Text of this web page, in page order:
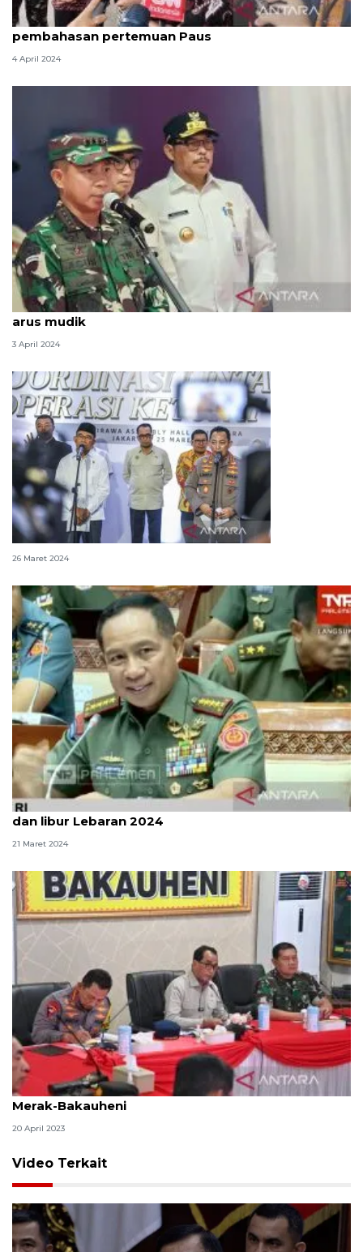
Kemarin, Jokowi bantah rebut PDIP hingga
pembahasan pertemuan Paus
4 April 2024
Panglima: TNI siap personel dan peralatan dukung
arus mudik
3 April 2024
10 imbauan pemerintah untuk pemudik
26 Maret 2024
TNI siapkan 67.955 prajurit bantu amankan mudik
dan libur Lebaran 2024
21 Maret 2024
Menhub ungkap sejumlah catatan arus mudik di
Merak-Bakauheni
20 April 2023
Video Terkait